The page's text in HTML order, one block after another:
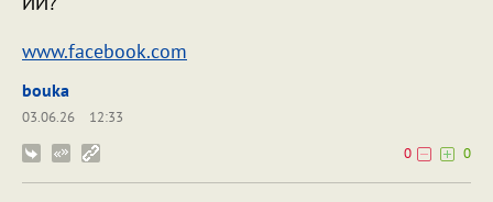
www.facebook.com
bouka
03.06.26
12:33
0
0